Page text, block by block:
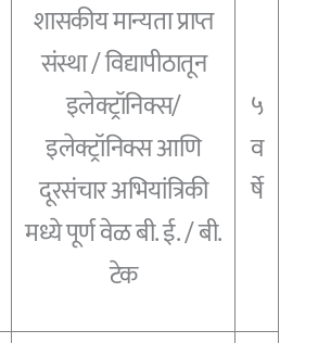
शासकीय मान्यता प्राप्त
संस्था / विद्यापीठातून
इलेक्ट्रॉनिक्स/
इलेक्ट्रॉनिक्स आणि
दूरसंचार अभियांत्रिकी
मध्ये पूर्ण वेळ बी. ई. / बी.
टेक
५
व
र्षे